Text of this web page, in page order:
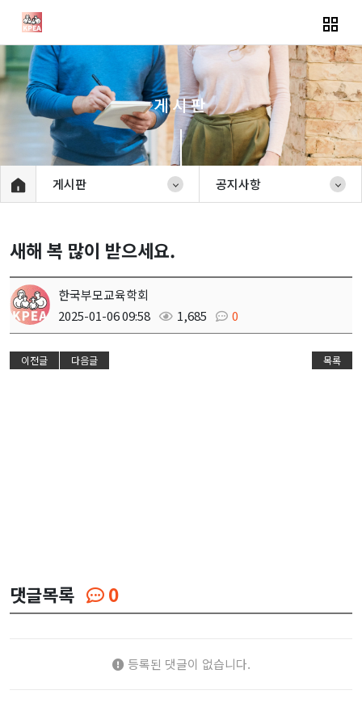
게시판
게시판 공지사항
새해 복 많이 받으세요.
한국부모교육학회
2025-01-06 09:58
1,685 0
이전글 다음글 목록
댓글목록 0
등록된 댓글이 없습니다.